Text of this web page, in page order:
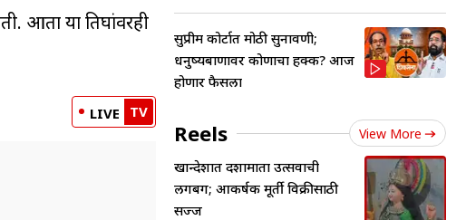
आता या तिघांवरही
LIVE TV
सुप्रीम कोर्टात मोठी सुनावणी;
धनुष्यबाणावर कोणाचा हक्क? आज
होणार फैसला
Reels View More
खान्देशात दशामाता उत्सवाची
लगबग; आकर्षक मूर्ती विक्रीसाठी
सज्ज